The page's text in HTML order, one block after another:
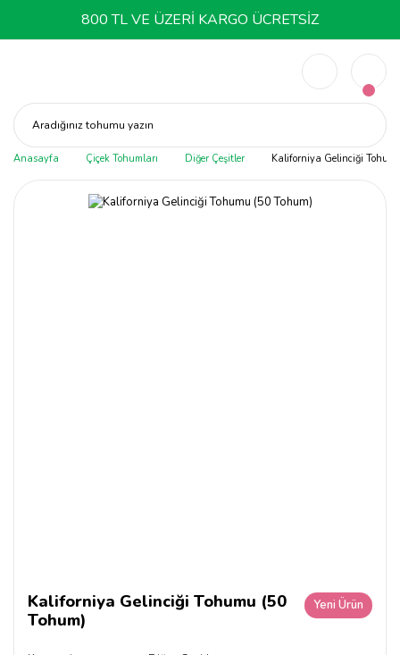
800 TL VE ÜZERİ KARGO ÜCRETSİZ
Aradığınız tohumu yazın
Anasayfa Çiçek Tohumları Diğer Çeşitler Kaliforniya Gelinciği
Kaliforniya Gelinciği Tohumu (50
Tohum)
Yeni Ürün